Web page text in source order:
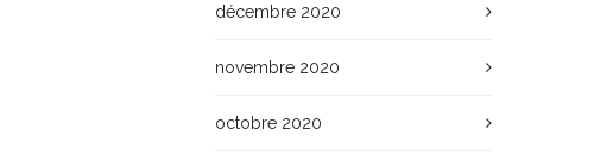
décembre 2020
novembre 2020
octobre 2020